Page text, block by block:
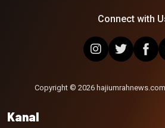
Connect with
Copyright © 2026
Kanal